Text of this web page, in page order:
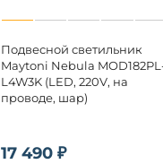
17 490 ₽
Подвесной светильник
Maytoni Nebula
L4W3K (LED, 220V, на
проводе, шар)